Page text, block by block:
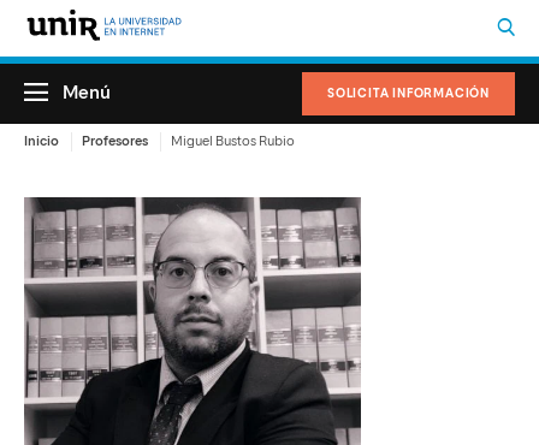
SOLICITA INFORMACIÓN
Menú
Inicio Profesores Miguel Bustos Rubio